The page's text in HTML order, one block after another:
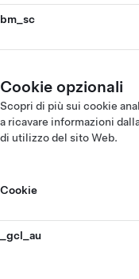
bm_sc
Cookie opzionali
Scopri di più sui cookie
a ricavare informazioni
di utilizzo del sito Web.
Cookie
_gcl_au